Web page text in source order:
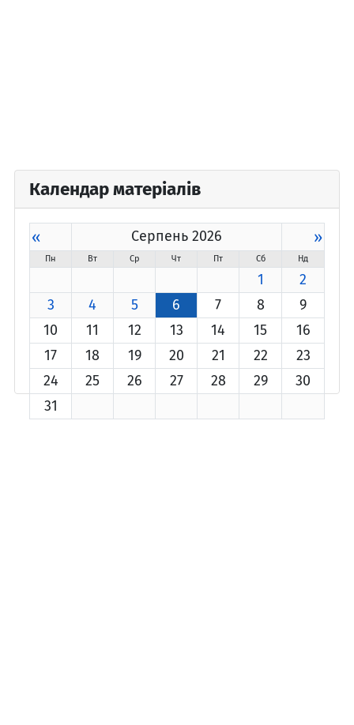
Календар матеріалів
« Серпень 2026 »
Пн Вт Ср Чт Пт Сб Нд
1
2
3
4 5 6 7 8
9
10
11 12 13 14 15
16
17
18 19 20 21 22
23
24
25 26 27 28 29
30
31